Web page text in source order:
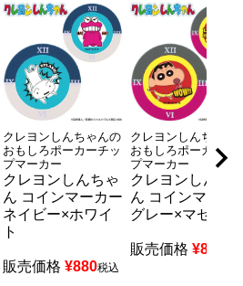
クレヨンしんちゃんの
おもしろポーカーチッ
プマーカー
クレヨンしんちゃ
ん コインマーカー
ネイビー×ホワイ
ト
販売価格 ¥880税込
クレヨンしんちゃん
おもしろポーカーチ
プマーカー
クレヨンしんち
ん コインマーカ
グレー×マゼンタ
販売価格 ¥880